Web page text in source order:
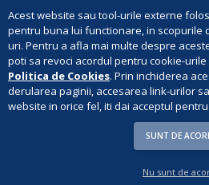
Acest website sau tool-urile externe
pentru buna lui functionare, in scopurile
uri. Pentru a afla mai multe despre
poti sa revoci acordul pentru cookie-
Politica de Cookies. Prin inchiderea
derularea paginii, accesarea link-urilor
website in orice fel, iti dai acceptul
SUNT DE
Nu sunt de